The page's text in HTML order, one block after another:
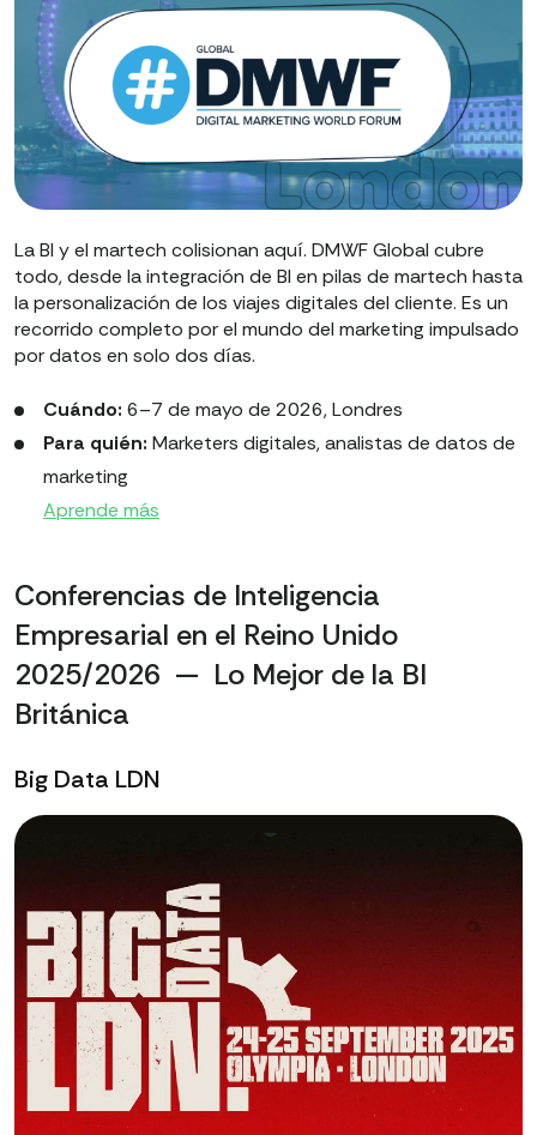
La BI y el martech colisionan aquí. DMWF Global cubre
todo, desde la integración de BI en pilas de martech hasta
la personalización de los viajes digitales del cliente. Es un
recorrido completo por el mundo del marketing impulsado
por datos en solo dos días.
Cuándo: 6–7 de mayo de 2026, Londres
Para quién: Marketers digitales, analistas de datos de
marketing
Aprende más
Conferencias de Inteligencia
Empresarial en el Reino Unido
2025/2026 — Lo Mejor de la BI
Británica
Big Data LDN